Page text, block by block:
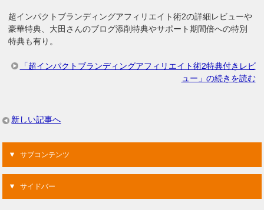
超インパクトブランディングアフィリエイト術2の詳細レビューや
豪華特典、大田さんのブログ添削特典やサポート期間倍への特別
特典も有り。
「超インパクトブランディングアフィリエイト術2特典付きレビ
ュー」の続きを読む
新しい記事へ
サブコンテンツ
サイドバー